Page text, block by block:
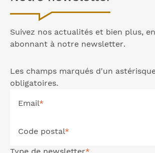
Suivez nos actualités et bien plus,
abonnant à notre newsletter.
Les champs marqués d'un
obligatoires.
Email*
Code postal*